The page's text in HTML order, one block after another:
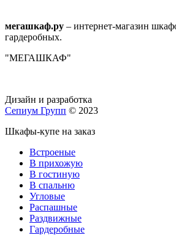
мегашкаф.ру – интернет-магазин
гардеробных.
"МЕГАШКАФ"
Дизайн и разработка
Сепиум Групп © 2023
Шкафы-купе на заказ
Встроеные
В прихожую
В гостиную
В спальню
Угловые
Распашные
Раздвижные
Гардеробные